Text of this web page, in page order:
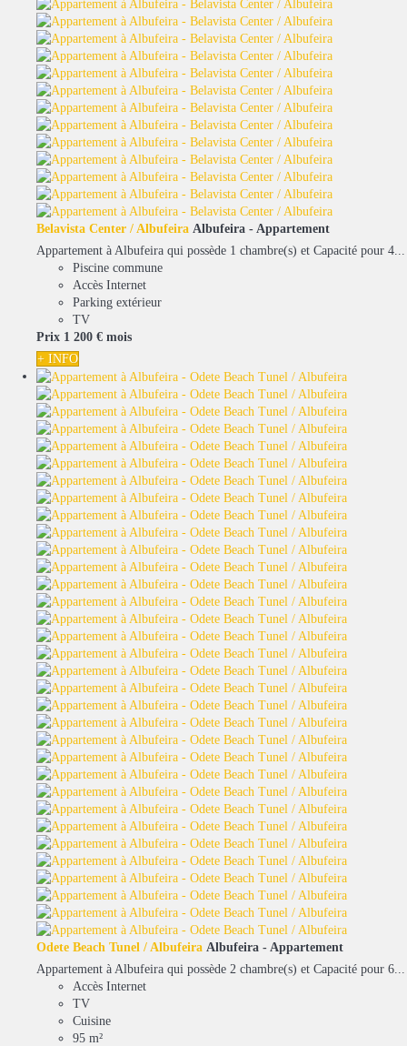
Belavista Center / Albufeira Albufeira - Appartement
Appartement à Albufeira qui possède 1 chambre(s) et Capacité pour 4...
Piscine commune
Accès Internet
Parking extérieur
TV
Prix 1 200 € mois
+ INFO
Odete Beach Tunel / Albufeira Albufeira - Appartement
Appartement à Albufeira qui possède 2 chambre(s) et Capacité pour 6...
Accès Internet
TV
Cuisine
95 m²